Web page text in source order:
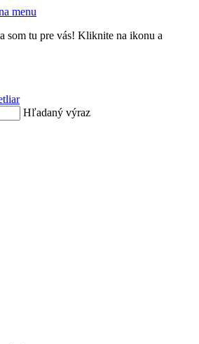
menu
som tu pre vás! Kliknite na ikonu a
Hľadaný výraz